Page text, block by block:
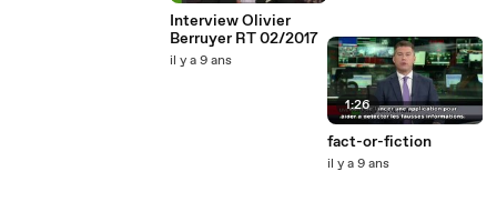
Interview Olivier
Berruyer RT 02/2017
il y a 9 ans
1:26
fact-or-fiction
il y a 9 ans